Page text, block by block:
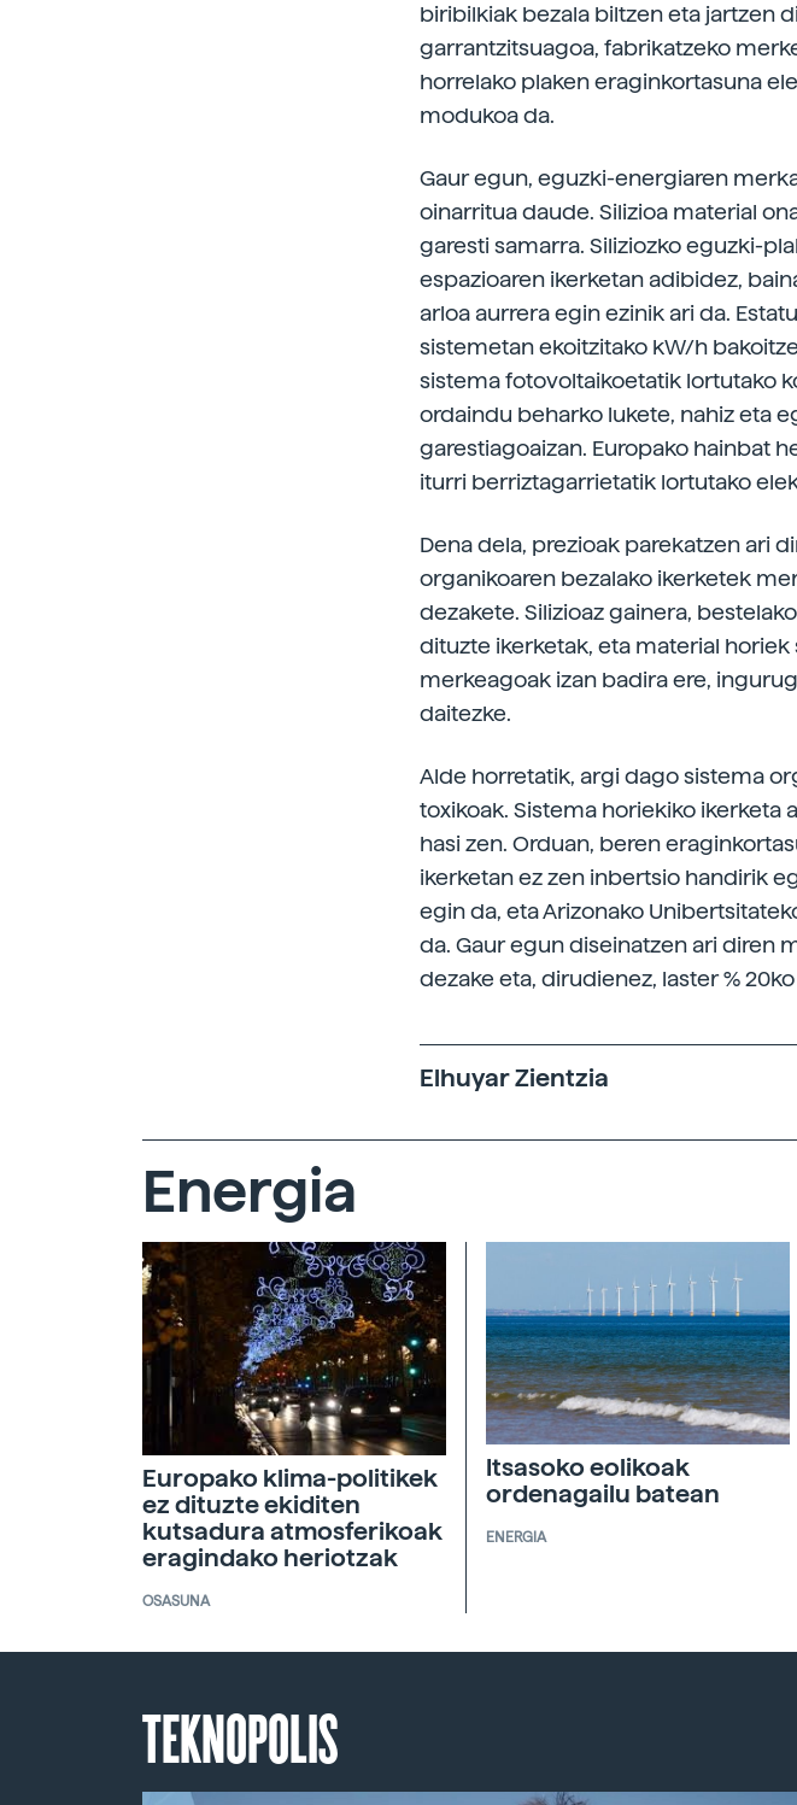
biribilkiak bezala biltzen eta jartzen
garrantzitsuagoa, fabrikatzeko
horrelako plaken eraginkortasuna
modukoa da.
Gaur egun, eguzki-energiaren
oinarritua daude. Silizioa material
garesti samarra. Siliziozko eguzki-
espazioaren ikerketan adibidez,
arloa aurrera egin ezinik ari da.
sistemetan ekoitzitako kW/h
sistema fotovoltaikoetatik lortutako
ordaindu beharko lukete, nahiz eta
garestiagoaizan. Europako hainbat
iturri berriztagarrietatik lortutako
Dena dela, prezioak parekatzen ari
organikoaren bezalako ikerketek
dezakete. Silizioaz gainera,
dituzte ikerketak, eta material
merkeagoak izan badira ere,
daitezke.
Alde horretatik, argi dago sistema
toxikoak. Sistema horiekiko
hasi zen. Orduan, beren
ikerketan ez zen inbertsio handirik
egin da, eta Arizonako
da. Gaur egun diseinatzen ari diren
dezake eta, dirudienez, laster %
Elhuyar Zientzia
Energia
Europako klima-politikek
ez dituzte ekiditen
kutsadura atmosferikoak
eragindako heriotzak
OSASUNA
Itsasoko eolikoak
ordenagailu batean
ENERGIA
TEKNOPOLIS